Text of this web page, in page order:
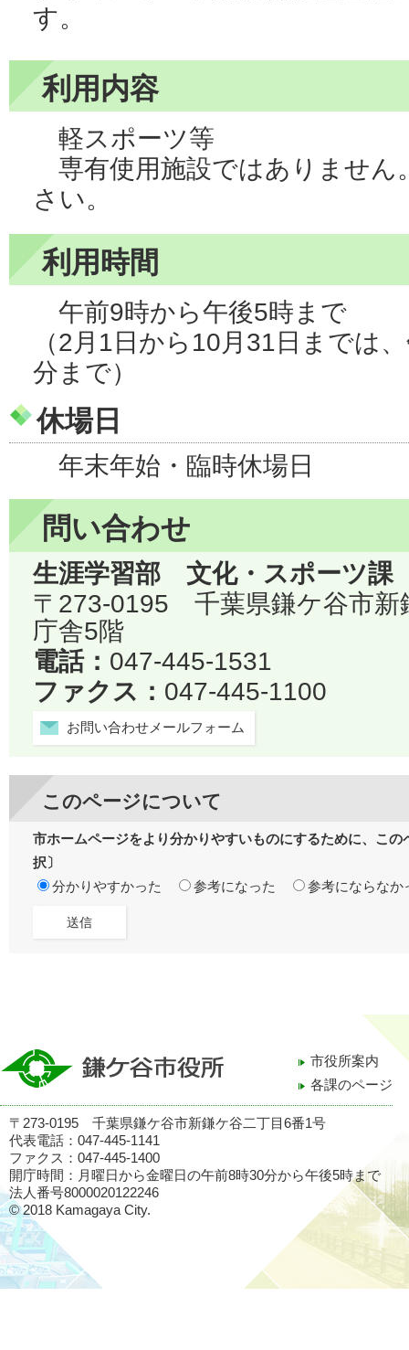
す。
利用内容
軽スポーツ等
専有使用施設ではありません
さい。
利用時間
午前9時から午後5時まで
（2月1日から10月31日までは
分まで）
休場日
年末年始・臨時休場日
問い合わせ
生涯学習部 文化・スポーツ
〒273-0195 千葉県鎌ケ谷市
庁舎5階
電話： 047-445-1531
ファクス： 047-445-1100
お問い合わせメールフォーム
このページについて
市ホームページをより分かりやすいものにするために、こ
択〕
分かりやすかった
参考になった 参考にならなか
市役所案内
各課のページ
〒273-0195 千葉県鎌ケ谷市新鎌ケ谷二丁目6番1号
代表電話：047-445-1141
ファクス：047-445-1400
開庁時間：月曜日から金曜日の午前8時30分から午後5時まで
法人番号8000020122246
© 2018 Kamagaya City.